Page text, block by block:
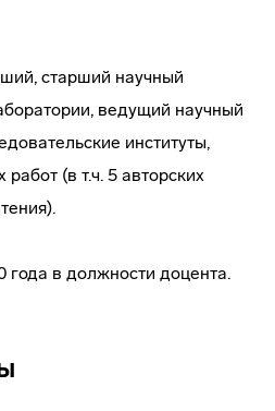
старший научный
ведущий научный
институты,
(в т.ч. 5 авторских
в должности доцента.